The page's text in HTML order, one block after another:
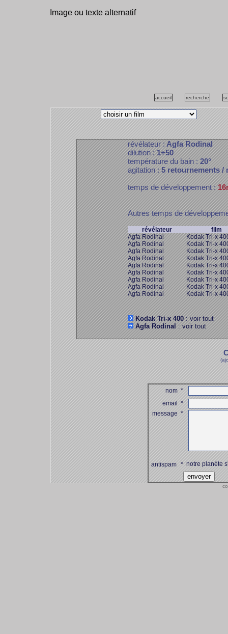
Image ou texte alternatif
accueil recherche
révélateur :Agfa Rodinal
dilution :1+50
température du bain :20°
agitation :5 retournements /
temps de développement :
Autres temps de
révélateur
film
Agfa Rodinal
Kodak Tri-x
Agfa Rodinal
Kodak Tri-x
Agfa Rodinal
Kodak Tri-x
Agfa Rodinal
Kodak Tri-x
Agfa Rodinal
Kodak Tri-x
Agfa Rodinal
Kodak Tri-x
Agfa Rodinal
Kodak Tri-x
Agfa Rodinal
Kodak Tri-x
Agfa Rodinal
Kodak Tri-x
Kodak Tri-x 400: voir tout
Agfa Rodinal: voir tout
nom*
email*
message*
antispam *notre planète